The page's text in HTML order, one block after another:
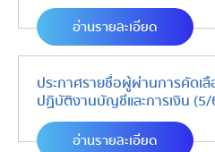
อ่านรายละเอียด
ประกาศรายชื่อผู้ผ่านการคัดเ
ปฏิบัติงานบัญชีและการเงิน (5/
อ่านรายละเอียด